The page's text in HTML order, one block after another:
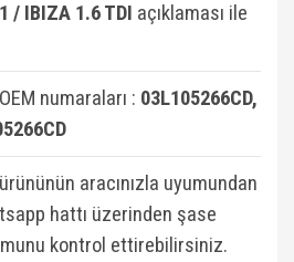
/ IBIZA 1.6 TDI açıklaması ile
OEM numaraları : 03L105266CD,
ürününün aracınızla uyumundan
hattı üzerinden şase
kontrol ettirebilirsiniz.